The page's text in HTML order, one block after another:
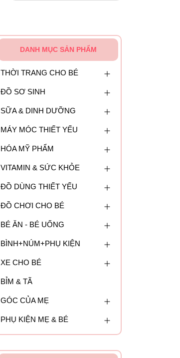
DANH MỤC SẢN PHẨM
THỜI TRANG CHO BÉ
ĐỒ SƠ SINH
SỮA & DINH DƯỠNG
MÁY MÓC THIẾT YẾU
HÓA MỸ PHẨM
VITAMIN & SỨC KHỎE
ĐỒ DÙNG THIẾT YẾU
ĐỒ CHƠI CHO BÉ
BÉ ĂN - BÉ UỐNG
BÌNH+NÚM+PHỤ KIỆN
XE CHO BÉ
BỈM & TÃ
GÓC CỦA MẸ
PHỤ KIỆN MẸ & BÉ